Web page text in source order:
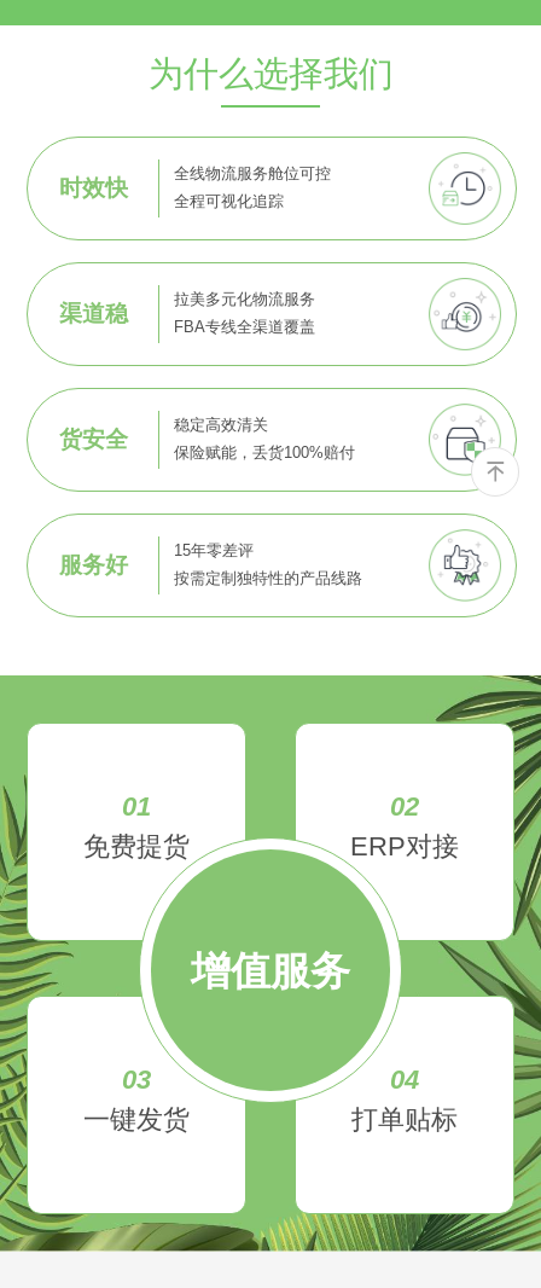
为什么选择我们
时效快
全线物流服务舱位可控
全程可视化追踪
渠道稳
拉美多元化物流服务
FBA专线全渠道覆盖
货安全
稳定高效清关
保险赋能，丢货100%赔付
服务好
15年零差评
按需定制独特性的产品线路
增值服务
01
免费提货
02
ERP对接
03
一键发货
04
打单贴标